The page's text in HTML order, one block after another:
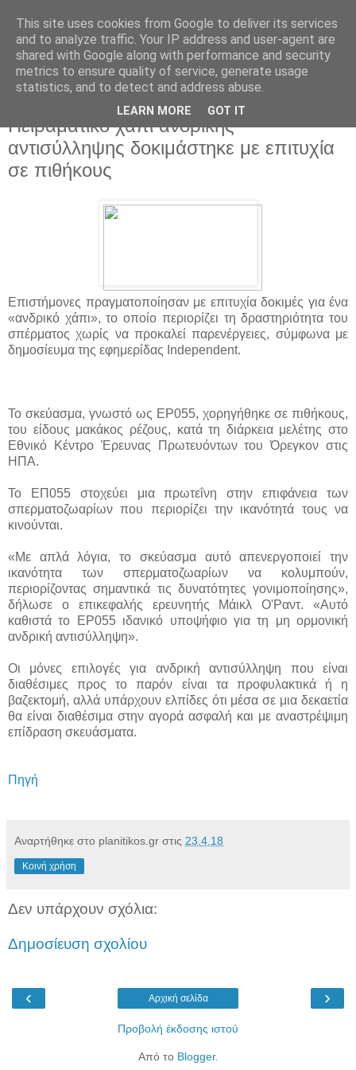
Πειραματικό χάπι ανδρικής
αντισύλληψης δοκιμάστηκε με επιτυχία
σε πιθήκους
Επιστήμονες πραγματοποίησαν με επιτυχία δοκιμές για ένα
«ανδρικό χάπι», το οποίο περιορίζει τη δραστηριότητα του
σπέρματος χωρίς να προκαλεί παρενέργειες, σύμφωνα με
δημοσίευμα της εφημερίδας Independent.
Το σκεύασμα, γνωστό ως ΕΡ055, χορηγήθηκε σε πιθήκους,
του είδους μακάκος ρέζους, κατά τη διάρκεια μελέτης στο
Εθνικό Κέντρο Έρευνας Πρωτευόντων του Όρεγκον στις
ΗΠΑ.
Το ΕΠ055 στοχεύει μια πρωτεΐνη στην επιφάνεια των
σπερματοζωαρίων που περιορίζει την ικανότητά τους να
κινούνται.
«Με απλά λόγια, το σκεύασμα αυτό απενεργοποιεί την
ικανότητα των σπερματοζωαρίων να κολυμπούν,
περιορίζοντας σημαντικά τις δυνατότητες γονιμοποίησης»,
δήλωσε ο επικεφαλής ερευνητής Μάικλ Ο'Ραντ. «Αυτό
καθιστά το EP055 ιδανικό υποψήφιο για τη μη ορμονική
ανδρική αντισύλληψη».
Οι μόνες επιλογές για ανδρική αντισύλληψη που είναι
διαθέσιμες προς το παρόν είναι τα προφυλακτικά ή η
βαζεκτομή, αλλά υπάρχουν ελπίδες ότι μέσα σε μια δεκαετία
θα είναι διαθέσιμα στην αγορά ασφαλή και με αναστρέψιμη
επίδραση σκευάσματα.
Πηγή
Αναρτήθηκε στο planitikos.gr στις 23.4.18
Κοινή χρήση
Δεν υπάρχουν σχόλια:
Δημοσίευση σχολίου
‹ ›
Αρχική σελίδα
Προβολή έκδοσης ιστού
Από το Blogger.
This site uses cookies from Google to deliver its services
and to analyze traffic. Your IP address and user-agent are
shared with Google along with performance and security
metrics to ensure quality of service, generate usage
statistics, and to detect and address abuse.
LEARN MORE GOT IT